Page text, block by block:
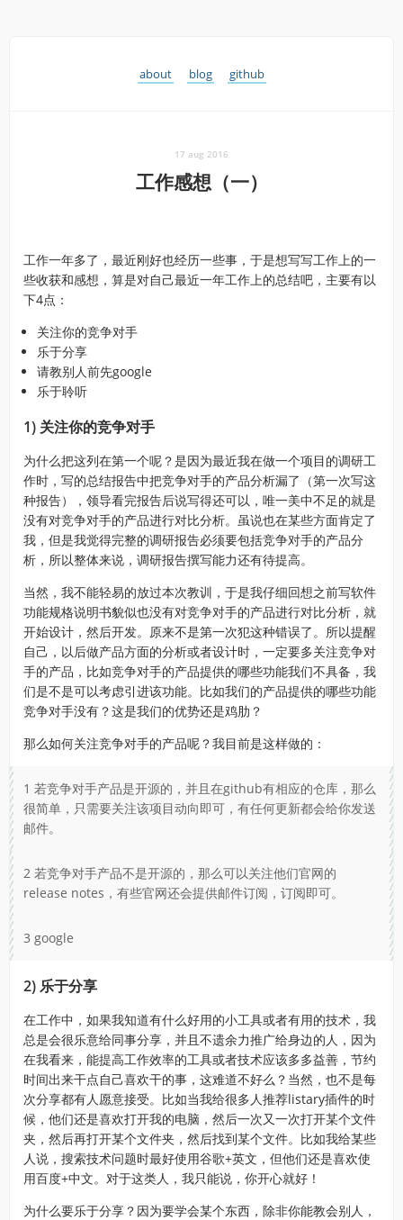
about blog github
17 aug 2016
工作感想（一）
工作一年多了，最近刚好也经历一些事，于是想写写工作上的一
些收获和感想，算是对自己最近一年工作上的总结吧，主要有以
下4点：
关注你的竞争对手
乐于分享
请教别人前先google
乐于聆听
1) 关注你的竞争对手
为什么把这列在第一个呢？是因为最近我在做一个项目的调研工
作时，写的总结报告中把竞争对手的产品分析漏了（第一次写这
种报告），领导看完报告后说写得还可以，唯一美中不足的就是
没有对竞争对手的产品进行对比分析。虽说也在某些方面肯定了
我，但是我觉得完整的调研报告必须要包括竞争对手的产品分
析，所以整体来说，调研报告撰写能力还有待提高。
当然，我不能轻易的放过本次教训，于是我仔细回想之前写软件
功能规格说明书貌似也没有对竞争对手的产品进行对比分析，就
开始设计，然后开发。原来不是第一次犯这种错误了。所以提醒
自己，以后做产品方面的分析或者设计时，一定要多关注竞争对
手的产品，比如竞争对手的产品提供的哪些功能我们不具备，我
们是不是可以考虑引进该功能。比如我们的产品提供的哪些功能
竞争对手没有？这是我们的优势还是鸡肋？
那么如何关注竞争对手的产品呢？我目前是这样做的：
1 若竞争对手产品是开源的，并且在github有相应的仓库，那么
很简单，只需要关注该项目动向即可，有任何更新都会给你发送
邮件。
2 若竞争对手产品不是开源的，那么可以关注他们官网的
release notes，有些官网还会提供邮件订阅，订阅即可。
3 google
2) 乐于分享
在工作中，如果我知道有什么好用的小工具或者有用的技术，我
总是会很乐意给同事分享，并且不遗余力推广给身边的人，因为
在我看来，能提高工作效率的工具或者技术应该多多益善，节约
时间出来干点自己喜欢干的事，这难道不好么？当然，也不是每
次分享都有人愿意接受。比如当我给很多人推荐listary插件的时
候，他们还是喜欢打开我的电脑，然后一次又一次打开某个文件
夹，然后再打开某个文件夹，然后找到某个文件。比如我给某些
人说，搜索技术问题时最好使用谷歌+英文，但他们还是喜欢使
用百度+中文。对于这类人，我只能说，你开心就好！
为什么要乐于分享？因为要学会某个东西，除非你能教会别人，